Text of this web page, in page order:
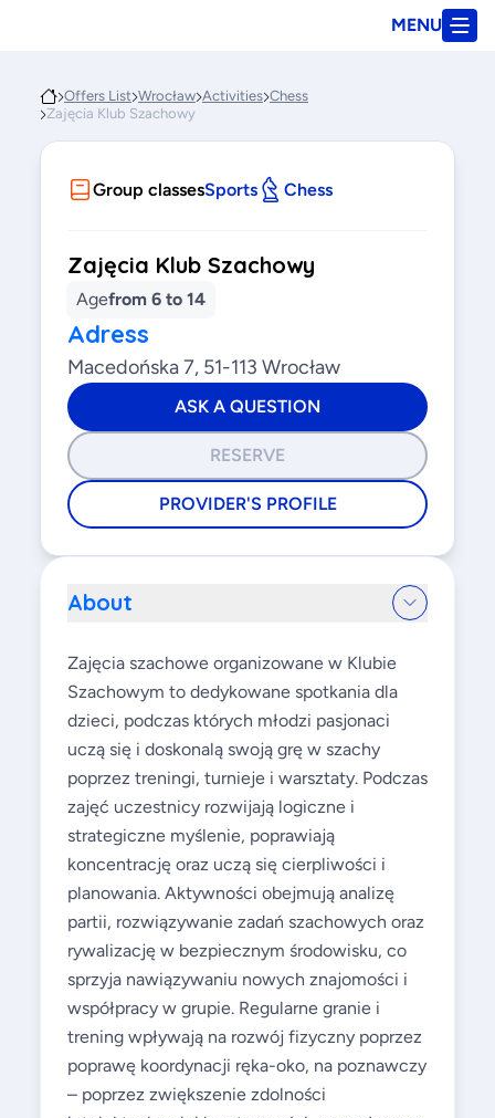
MENU
Offers List Wrocław Activities Chess
Zajęcia Klub Szachowy
Group classesSports Chess
Zajęcia Klub Szachowy
Agefrom 6 to 14
Adress
Macedońska 7, 51-113 Wrocław
ASK A QUESTION
RESERVE
PROVIDER'S PROFILE
About
Zajęcia szachowe organizowane w Klubie
Szachowym to dedykowane spotkania dla
dzieci, podczas których młodzi pasjonaci
uczą się i doskonalą swoją grę w szachy
poprzez treningi, turnieje i warsztaty. Podczas
zajęć uczestnicy rozwijają logiczne i
strategiczne myślenie, poprawiają
koncentrację oraz uczą się cierpliwości i
planowania. Aktywności obejmują analizę
partii, rozwiązywanie zadań szachowych oraz
rywalizację w bezpiecznym środowisku, co
sprzyja nawiązywaniu nowych znajomości i
współpracy w grupie. Regularne granie i
trening wpływają na rozwój fizyczny poprzez
poprawę koordynacji ręka-oko, na poznawczy
– poprzez zwiększenie zdolności